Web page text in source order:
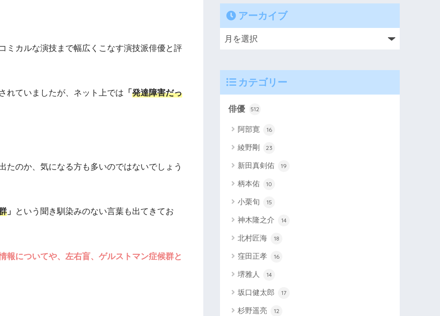
ミカルな演技まで幅広くこなす演技派俳優と評
れていましたが、ネット上では 「 発達障害だっ
たのか、気になる方も多いのではないでしょう
」 という聞き馴染みのない言葉も出てきてお
報についてや、左右盲、ゲルストマン症候群と
アーカイブ
カテゴリー
俳優 512
阿部寛 16
綾野剛 23
新田真剣佑 19
柄本佑 10
小栗旬 15
神木隆之介 14
北村匠海 18
窪田正孝 16
堺雅人 14
坂口健太郎 17
杉野遥亮 12